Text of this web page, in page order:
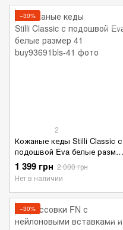
−30%
2
Кожаные кеды Stilli Classic с
подошвой Eva белые размер
41
1 399 грн 2 000 грн
Нет в наличии
−30%